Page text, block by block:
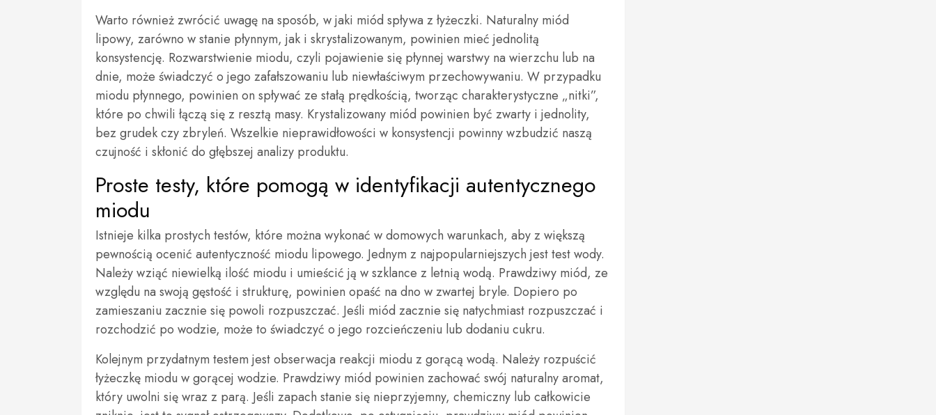
Warto również zwrócić uwagę na sposób, w jaki miód spływa z łyżeczki. Naturalny miód
lipowy, zarówno w stanie płynnym, jak i skrystalizowanym, powinien mieć jednolitą
konsystencję. Rozwarstwienie miodu, czyli pojawienie się płynnej warstwy na wierzchu lub na
dnie, może świadczyć o jego zafałszowaniu lub niewłaściwym przechowywaniu. W przypadku
miodu płynnego, powinien on spływać ze stałą prędkością, tworząc charakterystyczne „nitki”,
które po chwili łączą się z resztą masy. Krystalizowany miód powinien być zwarty i jednolity,
bez grudek czy zbryleń. Wszelkie nieprawidłowości w konsystencji powinny wzbudzić naszą
czujność i skłonić do głębszej analizy produktu.
Proste testy, które pomogą w identyfikacji autentycznego
miodu
Istnieje kilka prostych testów, które można wykonać w domowych warunkach, aby z większą
pewnością ocenić autentyczność miodu lipowego. Jednym z najpopularniejszych jest test wody.
Należy wziąć niewielką ilość miodu i umieścić ją w szklance z letnią wodą. Prawdziwy miód, ze
względu na swoją gęstość i strukturę, powinien opaść na dno w zwartej bryle. Dopiero po
zamieszaniu zacznie się powoli rozpuszczać. Jeśli miód zacznie się natychmiast rozpuszczać i
rozchodzić po wodzie, może to świadczyć o jego rozcieńczeniu lub dodaniu cukru.
Kolejnym przydatnym testem jest obserwacja reakcji miodu z gorącą wodą. Należy rozpuścić
łyżeczkę miodu w gorącej wodzie. Prawdziwy miód powinien zachować swój naturalny aromat,
który uwolni się wraz z parą. Jeśli zapach stanie się nieprzyjemny, chemiczny lub całkowicie